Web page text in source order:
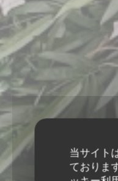
当サイト
ておりま